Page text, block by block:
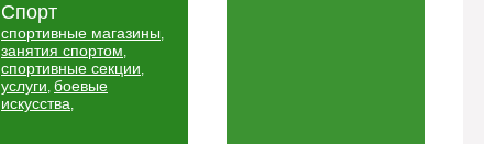
Спорт
спортивные магазины,
занятия спортом,
спортивные секции,
услуги, боевые
искусства,